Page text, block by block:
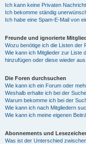
Ich kann keine Privaten
Ich bekomme ständig
Ich habe eine Spam-E-Mail von
Freunde und ignorierte
Wozu benötige ich die Listen der
Wie kann ich Mitglieder zur Liste
hinzufügen oder diese wieder
Die Foren durchsuchen
Wie kann ich ein Forum oder
Weshalb erhalte ich bei der
Warum bekomme ich bei der
Wie kann ich nach Mitgliedern
Wie kann ich meine eigenen
Abonnements und
Was ist der Unterschied